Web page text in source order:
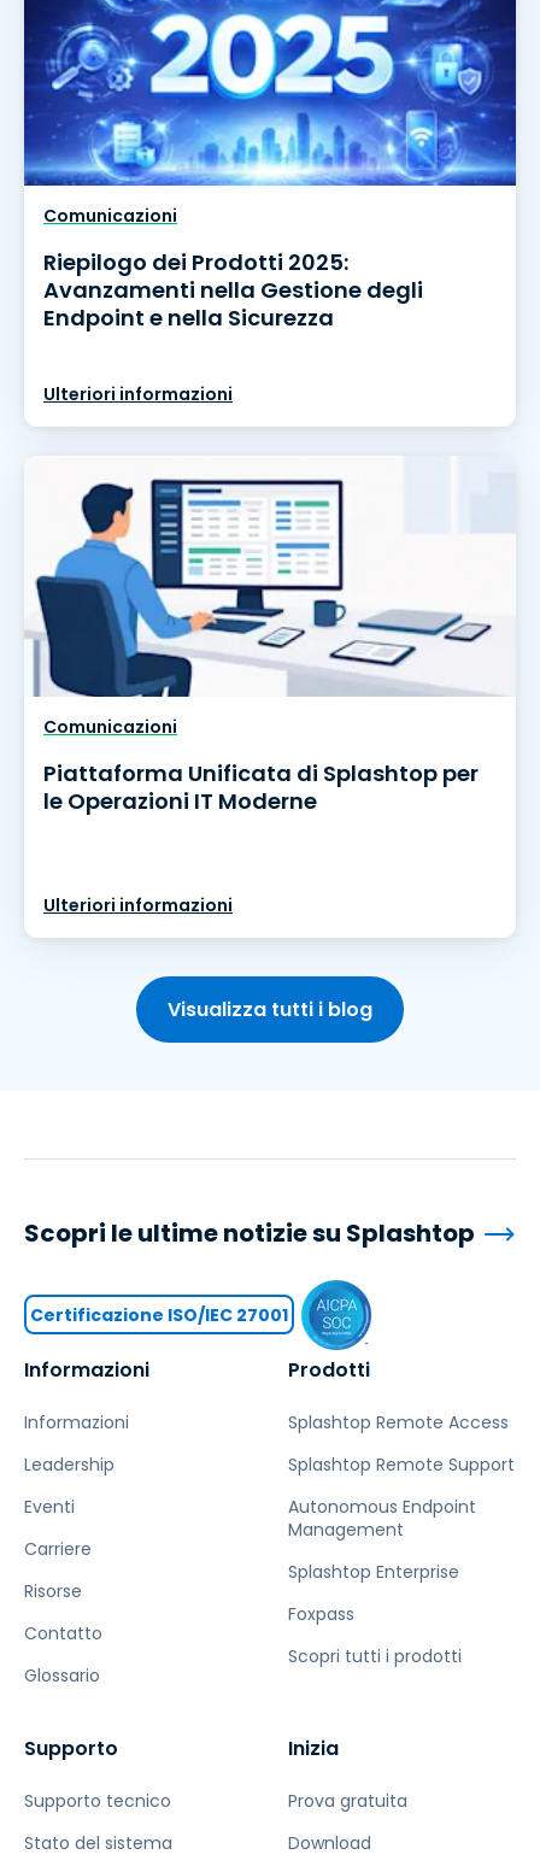
Comunicazioni
Riepilogo dei Prodotti 2025:
Avanzamenti nella Gestione degli
Endpoint e nella Sicurezza
Ulteriori informazioni
Comunicazioni
Piattaforma Unificata di Splashtop per
le Operazioni IT Moderne
Ulteriori informazioni
Visualizza tutti i blog
Informazioni
Informazioni
Leadership
Eventi
Carriere
Risorse
Contatto
Glossario
Prodotti
Splashtop Remote Access
Splashtop Remote Support
Autonomous Endpoint
Management
Splashtop Enterprise
Foxpass
Scopri tutti i prodotti
Supporto
Supporto tecnico
Stato del sistema
Inizia
Prova gratuita
Download
Scopri le ultime notizie su Splashtop
Certificazione ISO/IEC 27001